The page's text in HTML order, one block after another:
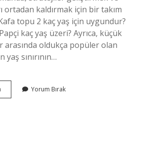
ortadan kaldırmak için bir takım
topu 2 kaç yaş için uygundur?
kaç yaş üzeri? Ayrıca, küçük
arasında oldukça popüler olan
sınırının…
Kaç
Yorum Bırak